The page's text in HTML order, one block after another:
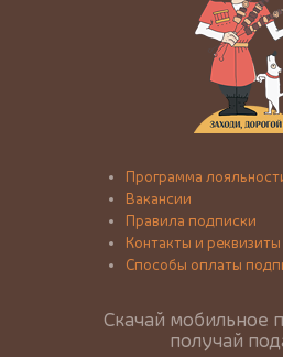
Программа
Вакансии
Правила подписки
Контакты и реквизиты
Способы оплаты
Скачай мобильное
получай